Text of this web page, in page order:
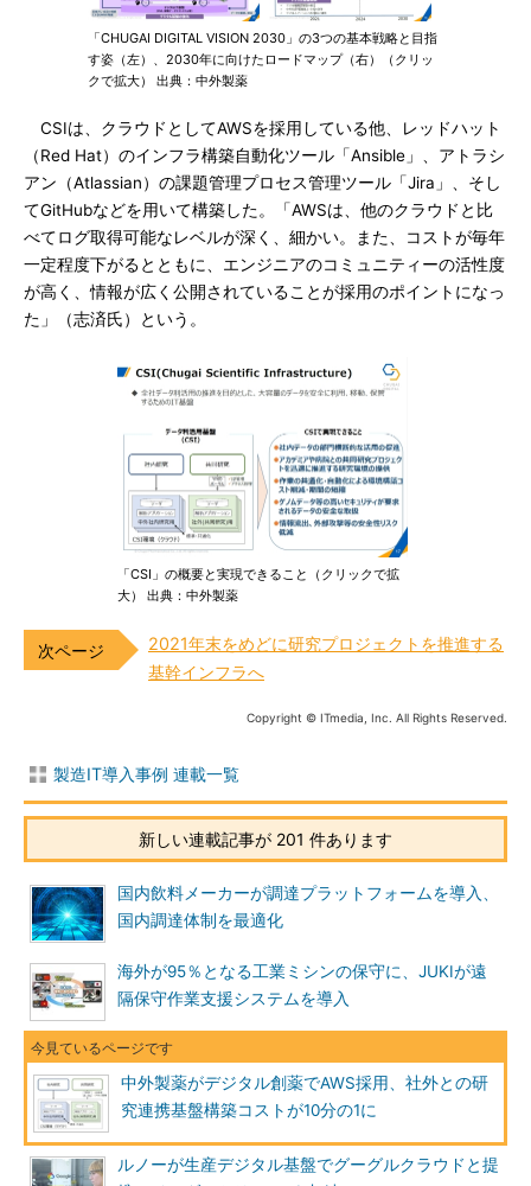
「CHUGAI DIGITAL VISION 2030」の3つの基本戦略と目指
す姿（左）、2030年に向けたロードマップ（右）（クリッ
クで拡大） 出典：中外製薬
CSIは、クラウドとしてAWSを採用している他、レッドハット
（Red Hat）のインフラ構築自動化ツール「Ansible」、アトラシ
アン（Atlassian）の課題管理プロセス管理ツール「Jira」、そし
てGitHubなどを用いて構築した。「AWSは、他のクラウドと比
べてログ取得可能なレベルが深く、細かい。また、コストが毎年
一定程度下がるとともに、エンジニアのコミュニティーの活性度
が高く、情報が広く公開されていることが採用のポイントになっ
た」（志済氏）という。
「CSI」の概要と実現できること（クリックで拡
大） 出典：中外製薬
2021年末をめどに研究プロジェクトを推進する
基幹インフラへ
Copyright © ITmedia, Inc. All Rights Reserved.
製造IT導入事例 連載一覧
新しい連載記事が 201 件あります
国内飲料メーカーが調達プラットフォームを導入、
国内調達体制を最適化
海外が95％となる工業ミシンの保守に、JUKIが遠
隔保守作業支援システムを導入
中外製薬がデジタル創薬でAWS採用、社外との研
究連携基盤構築コストが10分の1に
ルノーが生産デジタル基盤でグーグルクラウドと提